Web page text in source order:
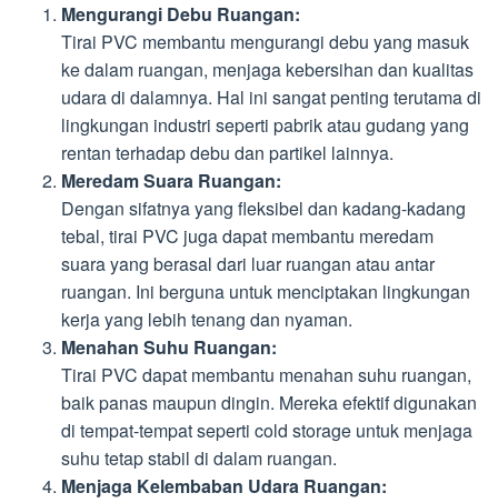
Mengurangi Debu Ruangan:
Tirai PVC membantu mengurangi debu yang masuk
ke dalam ruangan, menjaga kebersihan dan kualitas
udara di dalamnya. Hal ini sangat penting terutama di
lingkungan industri seperti pabrik atau gudang yang
rentan terhadap debu dan partikel lainnya.
Meredam Suara Ruangan:
Dengan sifatnya yang fleksibel dan kadang-kadang
tebal, tirai PVC juga dapat membantu meredam
suara yang berasal dari luar ruangan atau antar
ruangan. Ini berguna untuk menciptakan lingkungan
kerja yang lebih tenang dan nyaman.
Menahan Suhu Ruangan:
Tirai PVC dapat membantu menahan suhu ruangan,
baik panas maupun dingin. Mereka efektif digunakan
di tempat-tempat seperti cold storage untuk menjaga
suhu tetap stabil di dalam ruangan.
Menjaga Kelembaban Udara Ruangan: